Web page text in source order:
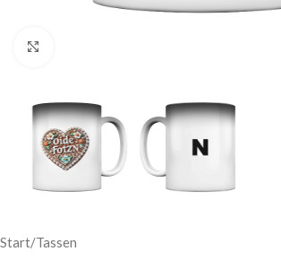
Start/Tassen